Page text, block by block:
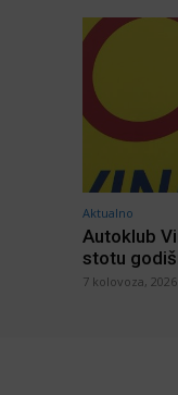
Aktualno
Autoklub
stotu
7 kolovoza, 2026